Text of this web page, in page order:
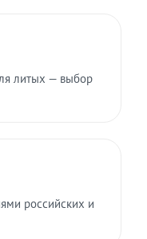
литых — выбор
российских и